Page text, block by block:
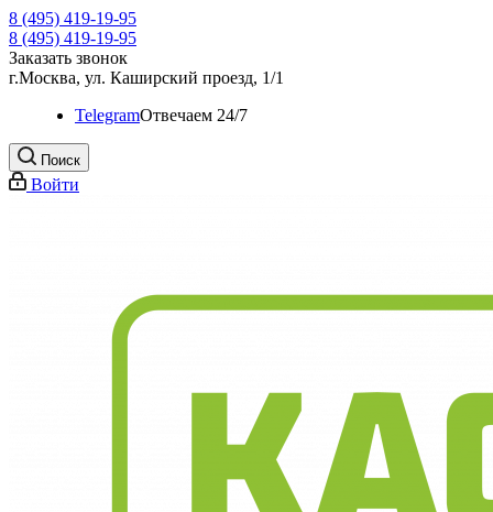
8 (495) 419-19-95
8 (495) 419-19-95
Заказать звонок
г.Москва, ул. Каширский проезд, 1/1
TelegramOтвечаем 24/7
Поиск
Войти